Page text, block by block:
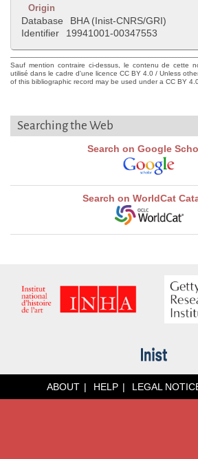
Origin
Database
BHA (Inist-CNRS/GRI)
Identifier
19941001-00347553
Sauf mention contraire ci-dessus, le contenu de cette
utilisé dans le cadre d'une licence CC BY 4.0 / Unless
of this bibliographic record may be used under a CC BY
Searching the Web
Search on Google
Search on WorldCat
ABOUT HELP LEGAL